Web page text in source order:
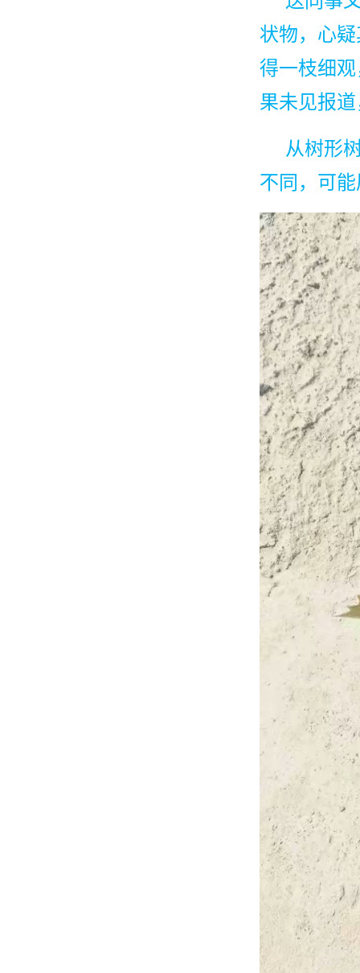
状物，心
得一枝细
果未见报
从树形
不同，可